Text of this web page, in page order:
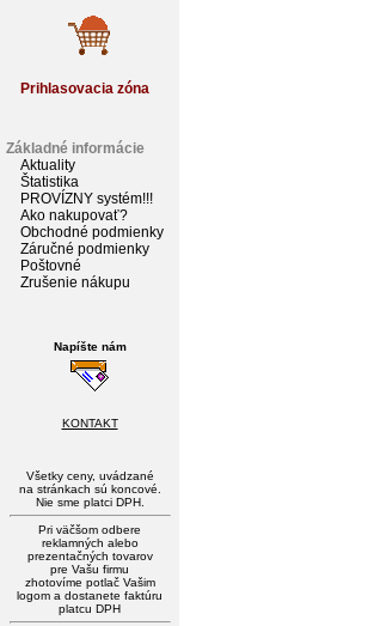
Prihlasovacia zóna
Základné informácie
Aktuality
Štatistika
PROVÍZNY systém!!!
Ako nakupovať?
Obchodné podmienky
Záručné podmienky
Poštovné
Zrušenie nákupu
Napíšte nám
KONTAKT
Všetky ceny, uvádzané
na stránkach sú koncové.
Nie sme platci DPH.
Pri väčšom odbere
reklamných alebo
prezentačných tovarov
pre Vašu firmu
zhotovíme potlač Vašim
logom a dostanete faktúru
platcu DPH